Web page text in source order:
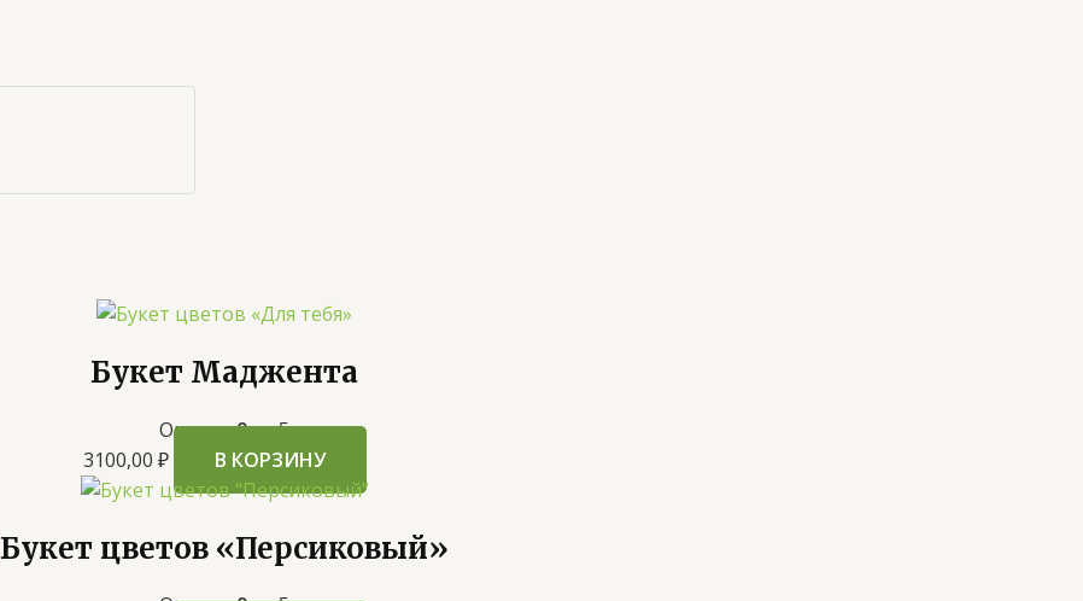
Букет Маджента
Оценка0из 5
3100,00 ₽ В КОРЗИНУ
Букет цветов «Персиковый»